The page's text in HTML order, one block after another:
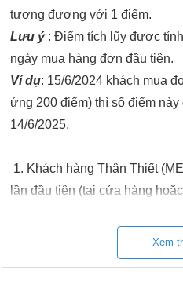
tương đương với 1 điểm.
Lưu ý: Điểm tích lũy được
ngày mua hàng đơn đầu tiên.
Ví dụ: 15/6/2024 khách mua
ứng 200 điểm) thì số điểm
14/6/2025.
1. Khách hàng Thân Thiết
lần đầu tiên (tại cửa hàng
Xem